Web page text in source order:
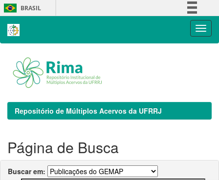
Skip
navigation
BRASIL
Repositório de Múltiplos Acervos da UFRRJ
Página de Busca
Buscar em: